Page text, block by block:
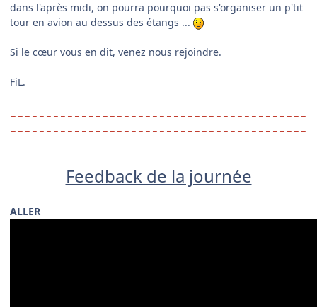
dans l'après midi, on pourra pourquoi pas s'organiser un p'tit
tour en avion au dessus des étangs ...
Si le cœur vous en dit, venez nous rejoindre.
FiL.
Feedback de la journée
ALLER